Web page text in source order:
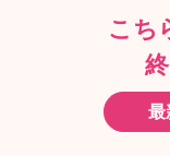
こち
最